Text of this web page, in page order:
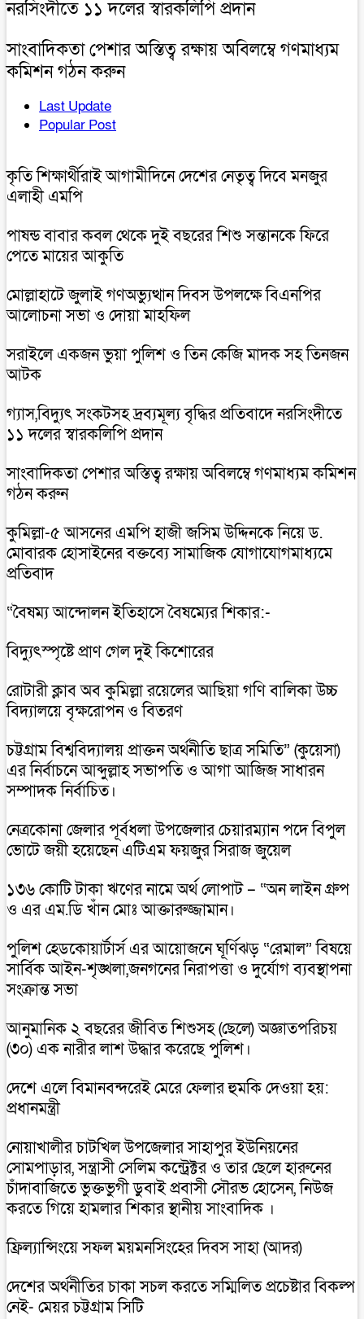
নরসিংদীতে ১১ দলের স্বারকলিপি প্রদান
সাংবাদিকতা পেশার অস্তিত্ব রক্ষায় অবিলম্বে গণমাধ্যম
কমিশন গঠন করুন
Last Update
Popular Post
কৃতি শিক্ষার্থীরাই আগামীদিনে দেশের নেতৃত্ব দিবে মনজুর
এলাহী এমপি
পাষন্ড বাবার কবল থেকে দুই বছরের শিশু সন্তানকে ফিরে
পেতে মায়ের আকুতি
মোল্লাহাটে জুলাই গণঅভ্যুত্থান দিবস উপলক্ষে বিএনপির
আলোচনা সভা ও দোয়া মাহফিল
সরাইলে একজন ভুয়া পুলিশ ও তিন কেজি মাদক সহ তিনজন
আটক
গ্যাস,বিদ্যুৎ সংকটসহ দ্রব্যমূল্য বৃদ্ধির প্রতিবাদে নরসিংদীতে
১১ দলের স্বারকলিপি প্রদান
সাংবাদিকতা পেশার অস্তিত্ব রক্ষায় অবিলম্বে গণমাধ্যম কমিশন
গঠন করুন
কুমিল্লা-৫ আসনের এমপি হাজী জসিম উদ্দিনকে নিয়ে ড.
মোবারক হোসাইনের বক্তব্যে সামাজিক যোগাযোগমাধ্যমে
প্রতিবাদ
“বৈষম্য আন্দোলন ইতিহাসে বৈষম্যের শিকার:-
বিদ্যুৎস্পৃষ্টে প্রাণ গেল দুই কিশোরের
রোটারী ক্লাব অব কুমিল্লা রয়েলের আছিয়া গণি বালিকা উচ্চ
বিদ্যালয়ে বৃক্ষরোপন ও বিতরণ
চট্টগ্রাম বিশ্ববিদ্যালয় প্রাক্তন অর্থনীতি ছাত্র সমিতি” (কুয়েসা)
এর নির্বাচনে আব্দুল্লাহ সভাপতি ও আগা আজিজ সাধারন
সম্পাদক নির্বাচিত।
নেত্রকোনা জেলার পূর্বধলা উপজেলার চেয়ারম্যান পদে বিপুল
ভোটে জয়ী হয়েছেন এটিএম ফয়জুর সিরাজ জুয়েল
১৩৬ কোটি টাকা ঋণের নামে অর্থ লোপাট – “অন লাইন গ্রুপ
ও এর এম.ডি খাঁন মোঃ আক্তারুজ্জামান।
পুলিশ হেডকোয়ার্টার্স এর আয়োজনে ঘূর্ণিঝড় “রেমাল” বিষয়ে
সার্বিক আইন-শৃঙ্খলা,জনগনের নিরাপত্তা ও দুর্যোগ ব্যবস্থাপনা
সংক্রান্ত সভা
আনুমানিক ২ বছরের জীবিত শিশুসহ (ছেলে) অজ্ঞাতপরিচয়
(৩০) এক নারীর লাশ উদ্ধার করেছে পুলিশ।
দেশে এলে বিমানবন্দরেই মেরে ফেলার হুমকি দেওয়া হয়:
প্রধানমন্ত্রী
নোয়াখালীর চাটখিল উপজেলার সাহাপুর ইউনিয়নের
সোমপাড়ার, সন্ত্রাসী সেলিম কন্ট্রেক্টর ও তার ছেলে হারুনের
চাঁদাবাজিতে ভুক্তভুগী ডুবাই প্রবাসী সৌরভ হোসেন, নিউজ
করতে গিয়ে হামলার শিকার স্থানীয় সাংবাদিক ।
ফ্রিল্যান্সিংয়ে সফল ময়মনসিংহের দিবস সাহা (আদর)
দেশের অর্থনীতির চাকা সচল করতে সম্মিলিত প্রচেষ্টার বিকল্প
নেই- মেয়র চট্টগ্রাম সিটি